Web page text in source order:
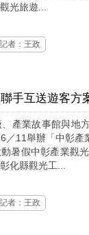
光旅遊...
者：王政
手互送遊客方
產業故事館與地
／11舉辦「中彰
暑假中彰產業觀
化縣觀光工...
者：王政